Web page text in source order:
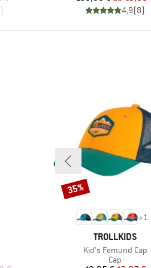
) 4,9(8)
+1
MARKE
TROLLKIDS
Artikel
Kid's Femund Cap
Cap
Rabatt
35%